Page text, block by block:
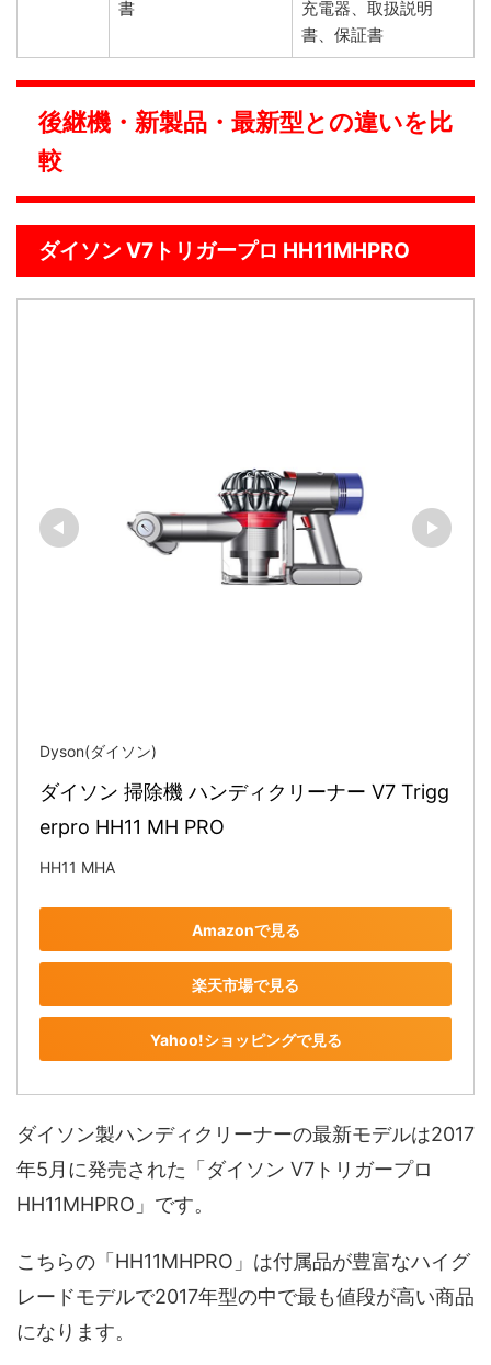
書
充電器、取扱説明
書、保証書
後継機・新製品・最新型との違いを比
較
ダイソン V7トリガープロ HH11MHPRO
Dyson(ダイソン)
ダイソン 掃除機 ハンディクリーナー V7 Trigg
erpro HH11 MH PRO
HH11 MHA
Amazonで見る
楽天市場で見る
Yahoo!ショッピングで見る
ダイソン製ハンディクリーナーの最新モデルは2017
年5月に発売された「ダイソン V7トリガープロ
HH11MHPRO」です。
こちらの「HH11MHPRO」は付属品が豊富なハイグ
レードモデルで2017年型の中で最も値段が高い商品
になります。